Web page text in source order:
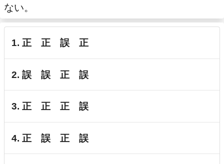
ない。
1. 正 正 誤 正
2. 誤 誤 正 誤
3. 正 正 正 誤
4. 正 誤 正 誤